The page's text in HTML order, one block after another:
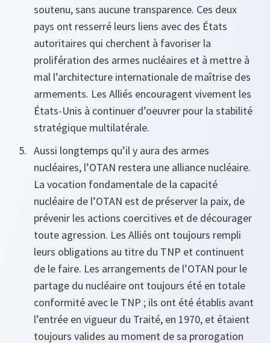
soutenu, sans aucune transparence. Ces deux
pays ont resserré leurs liens avec des États
autoritaires qui cherchent à favoriser la
prolifération des armes nucléaires et à mettre à
mal l’architecture internationale de maîtrise des
armements. Les Alliés encouragent vivement les
États-Unis à continuer d’oeuvrer pour la stabilité
stratégique multilatérale.
Aussi longtemps qu’il y aura des armes
nucléaires, l’OTAN restera une alliance nucléaire.
La vocation fondamentale de la capacité
nucléaire de l’OTAN est de préserver la paix, de
prévenir les actions coercitives et de décourager
toute agression. Les Alliés ont toujours rempli
leurs obligations au titre du TNP et continuent
de le faire. Les arrangements de l’OTAN pour le
partage du nucléaire ont toujours été en totale
conformité avec le TNP ; ils ont été établis avant
l’entrée en vigueur du Traité, en 1970, et étaient
toujours valides au moment de sa prorogation